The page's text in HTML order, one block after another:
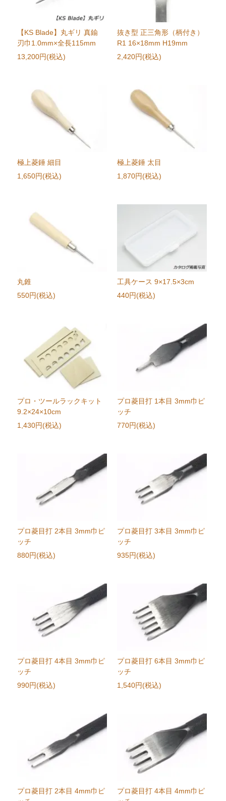
【KS Blade】丸ギリ 真鍮
刃巾1.0mm×全長115mm
13,200円(税込)
抜き型 正三角形（柄付き）
R1 16×18mm H19mm
2,420円(税込)
極上菱錘 細目
1,650円(税込)
極上菱錘 太目
1,870円(税込)
丸錐
550円(税込)
工具ケース 9×17.5×3cm
440円(税込)
プロ・ツールラックキット
9.2×24×10cm
1,430円(税込)
プロ菱目打 1本目 3mm巾ピ
ッチ
770円(税込)
プロ菱目打 2本目 3mm巾ピ
ッチ
880円(税込)
プロ菱目打 3本目 3mm巾ピ
ッチ
935円(税込)
プロ菱目打 4本目 3mm巾ピ
ッチ
990円(税込)
プロ菱目打 6本目 3mm巾ピ
ッチ
1,540円(税込)
プロ菱目打 2本目 4mm巾ピ
プロ菱目打 4本目 4mm巾ピ